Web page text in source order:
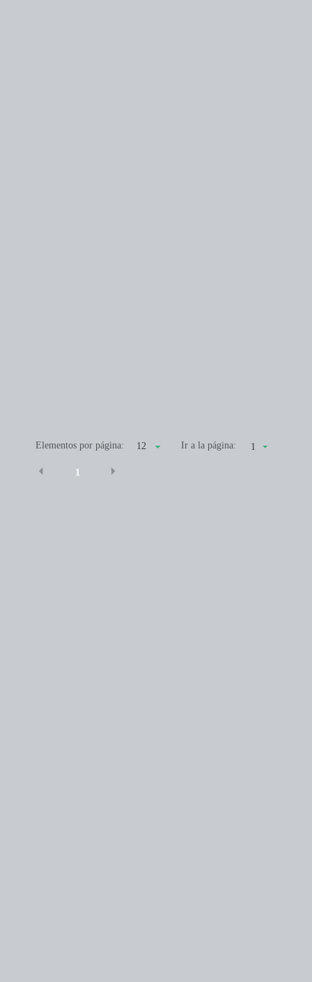
Elementos por página: Ir a la página: 1
1